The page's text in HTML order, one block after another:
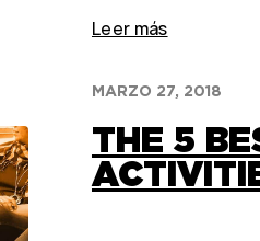
Leer más
MARZO 27, 2018
THE 5